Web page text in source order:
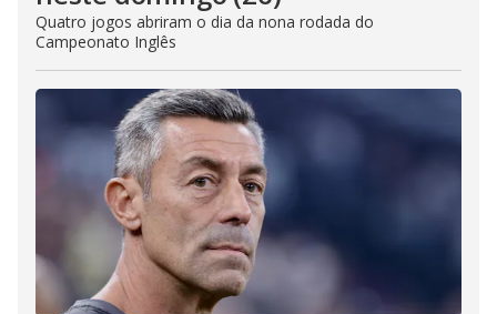
Quatro jogos abriram o dia da nona rodada do
Campeonato Inglês